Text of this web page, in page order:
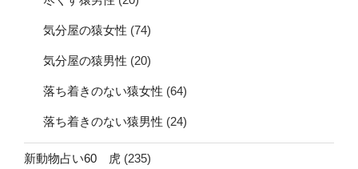
気分屋の猿女性 (74)
気分屋の猿男性 (20)
落ち着きのない猿女性 (64)
落ち着きのない猿男性 (24)
新動物占い60 虎 (235)